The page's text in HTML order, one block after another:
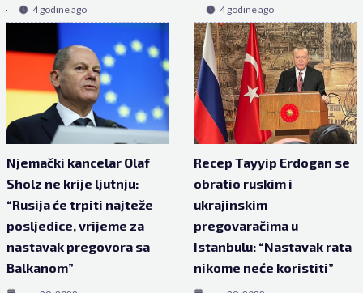
4 godine ago
4 godine ago
Njemački kancelar Olaf
Sholz ne krije ljutnju:
“Rusija će trpiti najteže
posljedice, vrijeme za
nastavak pregovora sa
Balkanom”
Recep Tayyip Erdogan se
obratio ruskim i
ukrajinskim
pregovaračima u
Istanbulu: “Nastavak rata
nikome neće koristiti”